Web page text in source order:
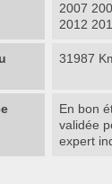
2007
2012
31987
En bon
validée
expert